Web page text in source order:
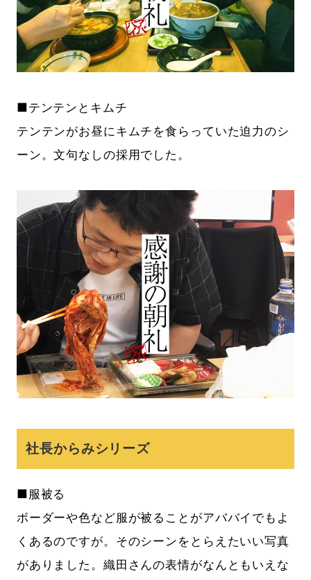
■テンテンとキムチ
テンテンがお昼にキムチを食らっていた迫力のシ
ーン。文句なしの採用でした。
社長からみシリーズ
■服被る
ボーダーや色など服が被ることがアババイでもよ
くあるのですが。そのシーンをとらえたいい写真
がありました。織田さんの表情がなんともいえな